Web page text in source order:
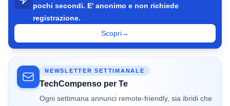
pochi secondi. E' anonimo e non richiede
registrazione.
Scopri→
NEWSLETTER SETTIMANALE
TechCompenso per Te
Ogni settimana annunci remote-friendly, sia ibridi che